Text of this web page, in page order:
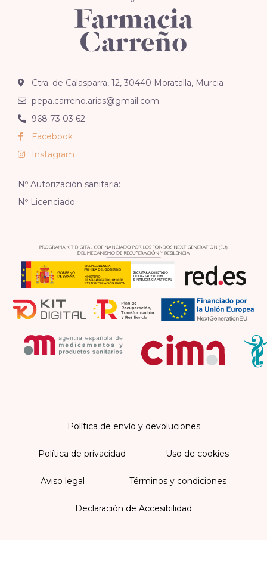
Ctra. de Calasparra, 12, 30440 Moratalla, Murcia
pepa.carreno.arias@gmail.com
968 73 03 62
Facebook
Instagram
Nº Autorización sanitaria:
Nº Licenciado:
Política de envío y devoluciones
Política de privacidad Uso de cookies
Aviso legal Términos y condiciones
Declaración de Accesibilidad